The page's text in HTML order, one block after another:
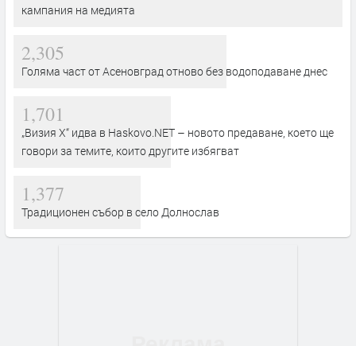
кампания на медията
2,305
Голяма част от Асеновград отново без водоподаване днес
1,701
„Визия Х“ идва в Haskovo.NET – новото предаване, което ще
говори за темите, които другите избягват
1,377
Традиционен събор в село Долнослав